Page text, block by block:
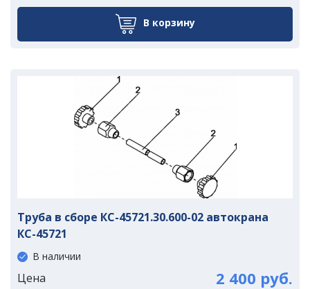
В корзину
Труба в сборе КС-45721.30.600-02 автокрана
КС-45721
В наличии
Цена 2 400 руб.